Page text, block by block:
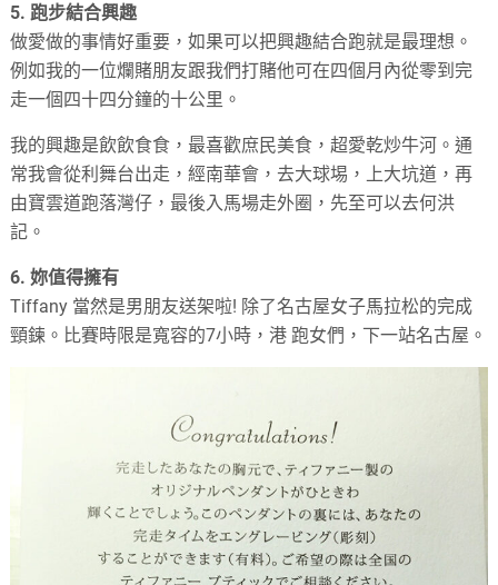
5. 跑步結合興趣
做愛做的事情好重要，如果可以把興趣結合跑就是最理想。
例如我的一位爛賭朋友跟我們打賭他可在四個月內從零到完
走一個四十四分鐘的十公里。
我的興趣是飲飲食食，最喜歡庶民美食，超愛乾炒牛河。通
常我會從利舞台出走，經南華會，去大球埸，上大坑道，再
由寶雲道跑落灣仔，最後入馬場走外圈，先至可以去何洪
記。
6.妳值得擁有
Tiffany 當然是男朋友送架啦! 除了名古屋女子馬拉松的完成
頸鍊。比賽時限是寬容的7小時，港 跑女們，下一站名古屋。